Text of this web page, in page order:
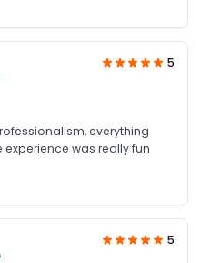
5
everything
was really fun
5